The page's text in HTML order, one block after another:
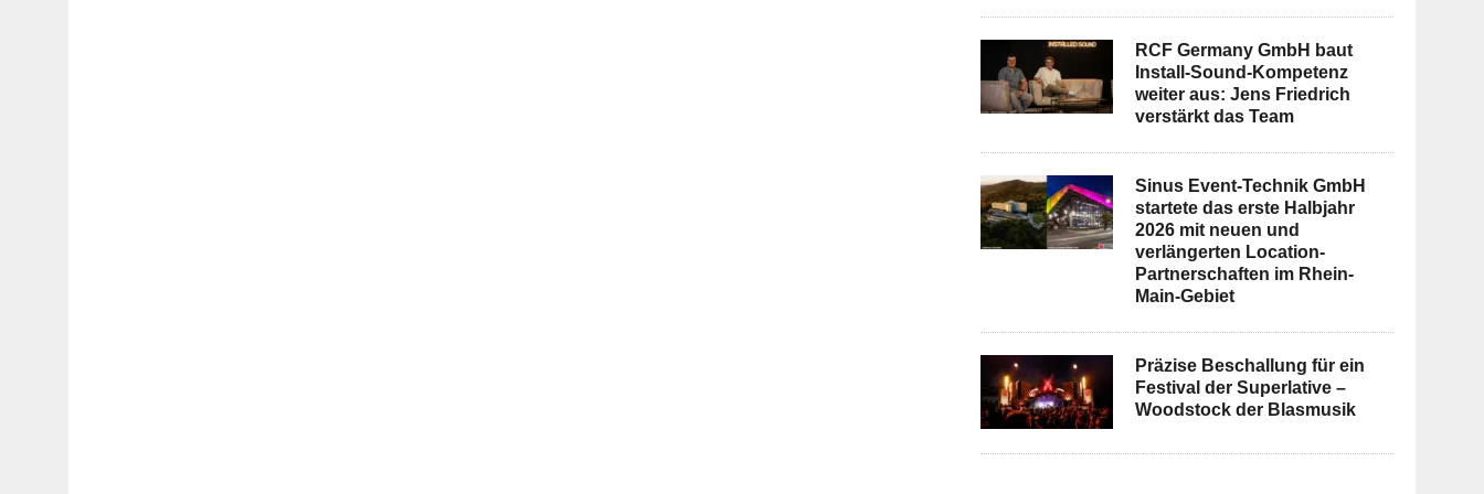
RCF Germany GmbH baut
Install-Sound-Kompetenz
weiter aus: Jens Friedrich
verstärkt das Team
Sinus Event-Technik GmbH
startete das erste Halbjahr
2026 mit neuen und
verlängerten Location-
Partnerschaften im Rhein-
Main-Gebiet
Präzise Beschallung für ein
Festival der Superlative –
Woodstock der Blasmusik